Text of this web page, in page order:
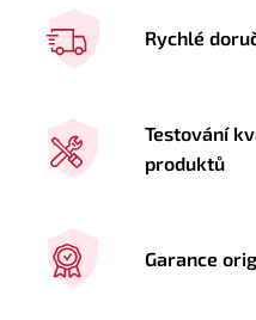
Rychlé
Testování
produktů
Garance